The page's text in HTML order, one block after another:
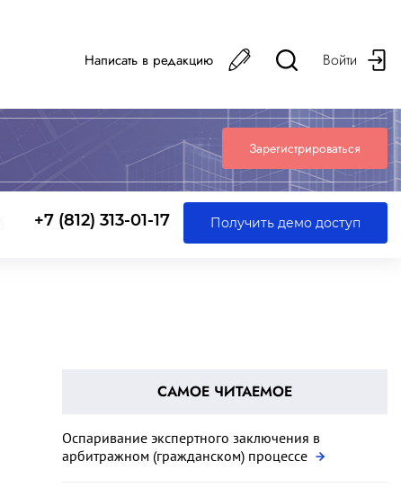
Написать в редакцию Войти
Зарегистрироваться
+7 (812) 313-01-17 Получить демо доступ
САМОЕ ЧИТАЕМОЕ
Оспаривание экспертного заключения в
арбитражном (гражданском) процессе